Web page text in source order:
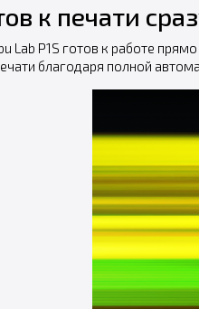
к печати
Lab P1S готов к работе
благодаря полной